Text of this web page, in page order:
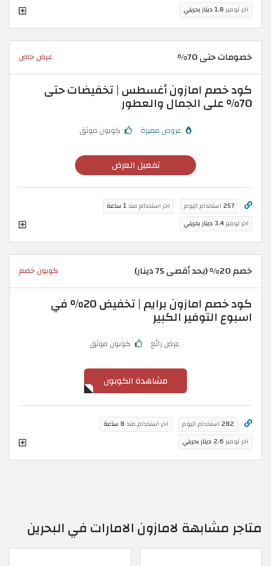
اخر توفير 1.8 دينار بحريني
خصومات حتى 70% عرض خاص
كود خصم امازون أغسطس | تخفيضات حتى
70% على الجمال والعطور
عروض مميزة كوبون موثق
تفعيل العرض
257 استخدام اليوم اخر استخدام منذ1 ساعة
اخر توفير3.4 دينار بحريني
خصم 20% (بحد أقصى 75 دينار) كوبون خصم
كود خصم امازون برايم | تخفيض 20% في
اسبوع التوفير الكبير
عرض رائع كوبون موثق
مشاهدة الكوبون
282 استخدام اليوم اخر استخدام منذ 8 ساعة
اخر توفير 2.6 دينار بحريني
متاجر مشابهة لامازون الامارات في البحرين